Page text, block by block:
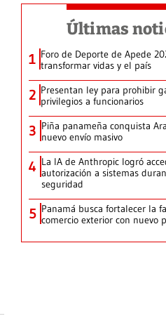
Últimas
1 Foro de Deporte de Apede
transformar vidas y el país
2 Presentan ley para prohibir
privilegios a funcionarios
3 Piña panameña conquista
nuevo envío masivo
4 La IA de Anthropic logró
autorización a sistemas
seguridad
5 Panamá busca fortalecer la
comercio exterior con nuevo